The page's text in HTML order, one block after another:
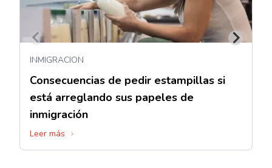
INMIGRACION
Consecuencias de pedir estampillas si
está arreglando sus papeles de
inmigración
Leer más